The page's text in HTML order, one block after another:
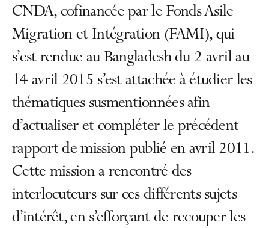
CNDA, cofinancée par le Fonds Asile
Migration et Intégration (FAMI), qui
s’est rendue au Bangladesh du 2 avril au
14 avril 2015 s’est attachée à étudier les
thématiques susmentionnées afin
d’actualiser et compléter le précédent
rapport de mission publié en avril 2011.
Cette mission a rencontré des
interlocuteurs sur ces différents sujets
d’intérêt, en s’efforçant de recouper les